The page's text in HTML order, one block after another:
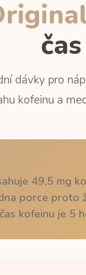
dávky pro
kofeinu a
49,5 mg
porce
kofeinu je 5